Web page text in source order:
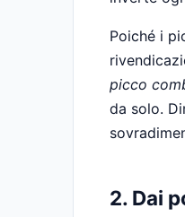
Poiché i
picco
da solo.
2. Dai